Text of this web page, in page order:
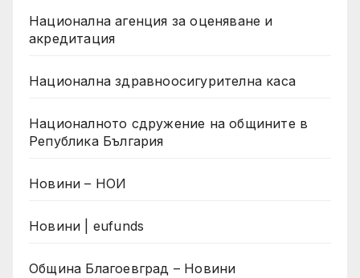
Национална агенция за оценяване и
акредитация
Национална здравноосигурителна каса
Националното сдружение на общините в
Република България
Новини – НОИ
Новини | eufunds
Община Благоевград – Новини